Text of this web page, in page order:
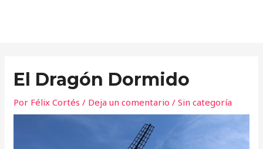
El Dragón Dormido
Por Félix Cortés/ Deja un comentario /Sin categoría